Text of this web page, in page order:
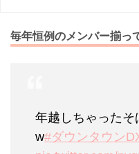
毎年恒例のメンバー揃っ
年越しちゃった
w#ダウンタウン